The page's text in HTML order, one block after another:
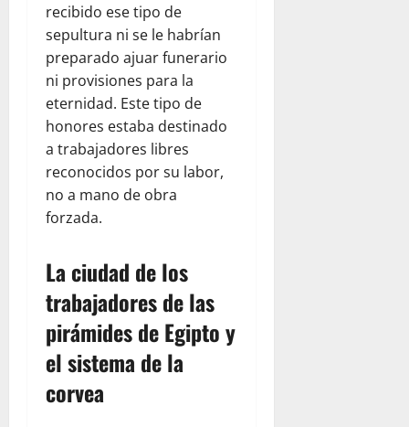
recibido ese tipo de
sepultura ni se le habrían
preparado ajuar funerario
ni provisiones para la
eternidad. Este tipo de
honores estaba destinado
a trabajadores libres
reconocidos por su labor,
no a mano de obra
forzada.
La ciudad de los
trabajadores de las
pirámides de Egipto y
el sistema de la
corvea